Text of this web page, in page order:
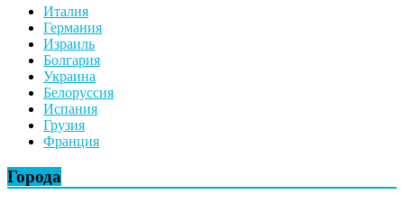
Италия
Германия
Израиль
Болгария
Украина
Белоруссия
Испания
Грузия
Франция
Города